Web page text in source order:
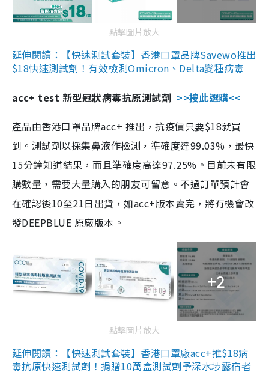
點擊圖片放大
延伸閱讀：【快速測試套裝】香港口罩品牌Savewo推出
$18快速測試劑！有效檢測Omicron、Delta變種病毒
acc+ test 新型冠狀病毒抗原測試劑 >>按此選購<<
產品由香港口罩品牌acc+ 推出，抗疫價只要$18就買
到。測試劑以採集鼻液作檢測，準確度達99.03%，最快
15分鐘知道結果，而且準確度高達97.25%。目前未有限
購數量，需要大量購入的朋友可留意。不過訂單預計會
在確認後10至21日出貨，如acc+版本賣完，將有機會改
發DEEPBLUE 原廠版本。
+2
點擊圖片放大
延伸閱讀：【快速測試套裝】香港口罩廠acc+推$18病
毒抗原快速測試劑！捐贈10萬盒測試劑予深水埗露宿者